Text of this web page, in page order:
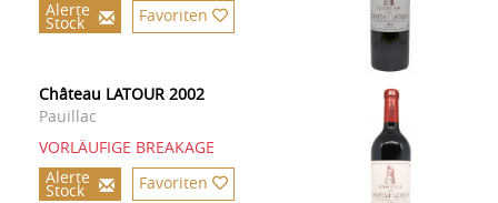
Alerte
Stock Favoriten
Château LATOUR 2002
Pauillac
VORLÄUFIGE BREAKAGE
Alerte
Stock Favoriten